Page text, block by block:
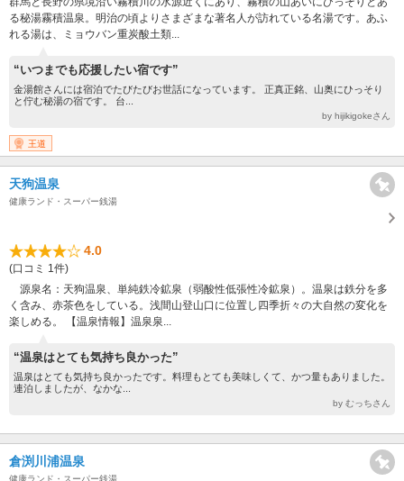
る秘湯霧積温泉。明治の頃よりさまざまな著名人が訪れている名湯です。あふ
れる湯は、ミョウバン重炭酸土類...
“いつまでも応援したい宿です”
金湯館さんには宿泊でたびたびお世話になっています。 正真正銘、山奥にひっそり
と佇む秘湯の宿です。 台...
by hijikigokeさん
王道
天狗温泉
健康ランド・スーパー銭湯
4.0
(口コミ 1件)
源泉名：天狗温泉、単純鉄冷鉱泉（弱酸性低張性冷鉱泉）。温泉は鉄分を多
く含み、赤茶色をしている。浅間山登山口に位置し四季折々の大自然の変化を
楽しめる。 【温泉情報】温泉泉...
“温泉はとても気持ち良かった”
温泉はとても気持ち良かったです。料理もとても美味しくて、かつ量もありました。
連泊しましたが、なかな...
by むっちさん
倉渕川浦温泉
健康ランド・スーパー銭湯